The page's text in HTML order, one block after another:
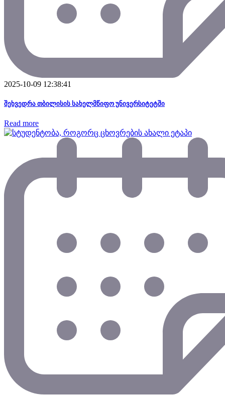
2025-10-09 12:38:41
შეხვედრა თბილისის სახელმწიფო უნივერსიტეტში
Read more